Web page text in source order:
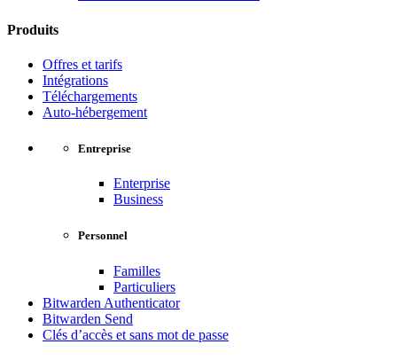
Produits
Offres et tarifs
Intégrations
Téléchargements
Auto-hébergement
Entreprise
Enterprise
Business
Personnel
Familles
Particuliers
Bitwarden Authenticator
Bitwarden Send
Clés d’accès et sans mot de passe